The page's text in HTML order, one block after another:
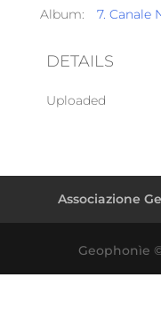
Album: 7. Canale
DETAILS
Uploaded
Associazione
Geophonìe